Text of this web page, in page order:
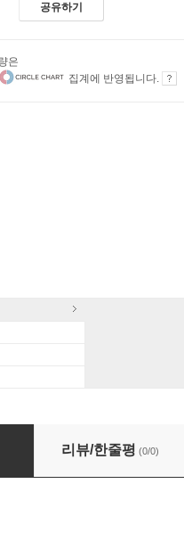
공유하기
은
집계에 반영됩니다.
그리니 / 파도바노: 오르
리뷰/한줄평 (0/0)